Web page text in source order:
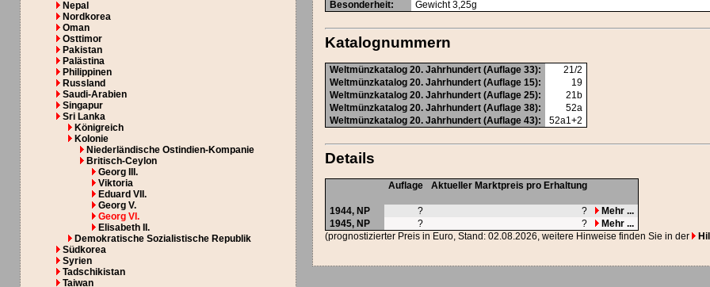
Nepal
Nordkorea
Oman
Osttimor
Pakistan
Palästina
Philippinen
Russland
Saudi-Arabien
Singapur
Sri Lanka
Königreich
Kolonie
Niederländische Ostindien-Kompanie
Britisch-Ceylon
Georg III.
Viktoria
Eduard VII.
Georg V.
Georg VI.
Elisabeth II.
Demokratische Sozialistische Republik
Südkorea
Syrien
Tadschikistan
Taiwan
Besonderheit: Gewicht 3,25g
Katalognummern
Weltmünzkatalog 20. Jahrhundert (Auflage 33):
21/2
Weltmünzkatalog 20. Jahrhundert (Auflage 15):
19
Weltmünzkatalog 20. Jahrhundert (Auflage 25):
21b
Weltmünzkatalog 20. Jahrhundert (Auflage 38):
52a
Weltmünzkatalog 20. Jahrhundert (Auflage 43):
52a1+2
Details
Auflage Aktueller Marktpreis pro Erhaltung
1944, NP ? ?
Mehr ...
1945, NP ? ?
Mehr ...
(prognostizierter Preis in Euro, Stand: 02.08.2026, weitere Hinweise finden Sie in der